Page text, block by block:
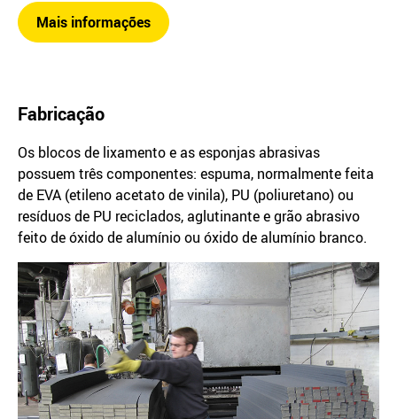
Mais informações
Fabricação
Os blocos de lixamento e as esponjas abrasivas
possuem três componentes: espuma, normalmente feita
de EVA (etileno acetato de vinila), PU (poliuretano) ou
resíduos de PU reciclados, aglutinante e grão abrasivo
feito de óxido de alumínio ou óxido de alumínio branco.